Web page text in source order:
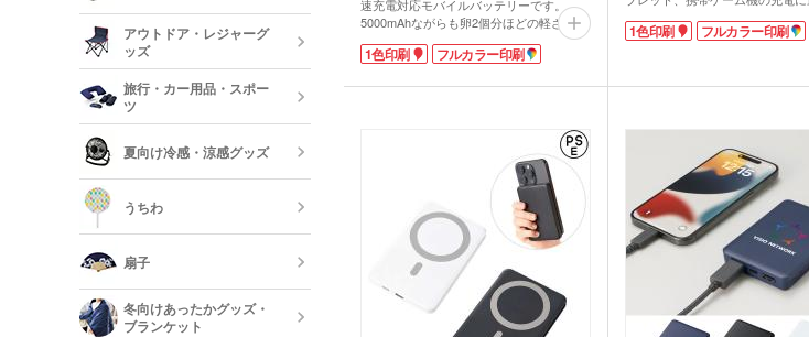
速充電対応モバイルバッテリーです。
5000mAhながらも卵2個分ほどの軽さ。出
力はType-Cが1ポート、Type-Aが2ポート
あり3台同時充電可能。スマホ・イヤフォ
ただけます。高性能ICチップ搭載で、安心
名入れの映えるシンプルなデザインなの
で、企業・ブランドロゴを入れた記念品制
1色印刷 フルカラー印刷
す。Type-CポートはPD3.0対応
ポートはQC3.0対応。折りたたみ
今や必需品のスマホ充電に重宝
1色印刷 フルカラー印刷
短納期キッチングッズ
ティッシュ・ボックスティ
ッシュ
掃除・洗濯グッズ
靴べら・バッグハンガー他
美容・コスメ 健康グッズ
コスメポーチ マスクケース
メディカル・エチ
ッズ
名入れマスク(オリジナル印
刷)
アウトドア・レジャーグ
ッズ
アウトドア 食器・調理器具
マルチツール・双眼
旅行・カー用品・スポー
ツ
トラベルグッズ カー用品
夏向け冷感・涼感グッズ
保冷剤・冷却パック・氷の
う
ハンディファン・
扇風機
うちわ
オリジナルうちわ ノベルティうちわ
扇子
冬向けあったかグッズ・
ブランケット